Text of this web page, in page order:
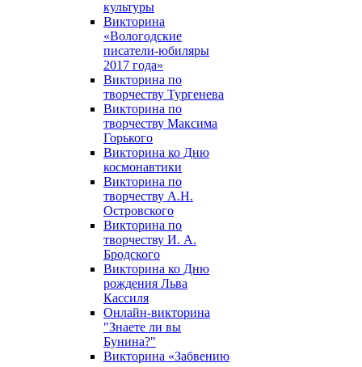
культуры
Викторина
«Вологодские
писатели-юбиляры
2017 года»
Викторина по
творчеству Тургенева
Викторина по
творчеству Максима
Горького
Викторина ко Дню
космонавтики
Викторина по
творчеству А.Н.
Островского
Викторина по
творчеству И. А.
Бродского
Викторина ко Дню
рождения Льва
Кассиля
Онлайн-викторина
"Знаете ли вы
Бунина?"
Викторина «Забвению